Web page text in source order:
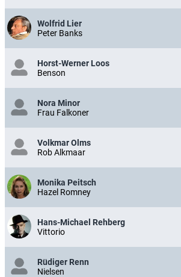
Wolfrid Lier
Peter Banks
Horst-Werner Loos
Benson
Nora Minor
Frau Falkoner
Volkmar Olms
Rob Alkmaar
Monika Peitsch
Hazel Romney
Hans-Michael Rehberg
Vittorio
Rüdiger Renn
Nielsen